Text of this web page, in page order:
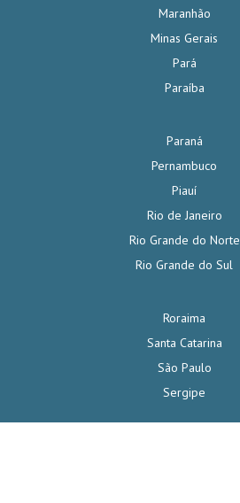
Maranhão
Minas Gerais
Pará
Paraíba
Paraná
Pernambuco
Piauí
Rio de Janeiro
Rio Grande do Norte
Rio Grande do Sul
Roraima
Santa Catarina
São Paulo
Sergipe